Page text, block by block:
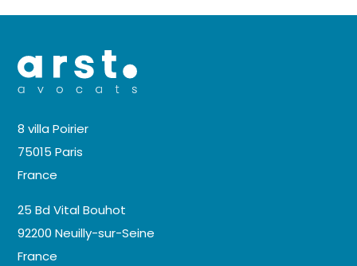
8 villa Poirier
75015 Paris
France
25 Bd Vital Bouhot
92200 Neuilly-sur-Seine
France